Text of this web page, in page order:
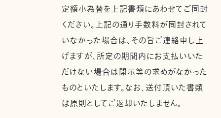
定額小為替を上記書類にあわせてご同封
ください。上記の通り手数料が同封されて
いなかった場合は、その旨ご連絡申し上
げますが、所定の期間内にお支払いいた
だけない場合は開示等の求めがなかった
ものといたします。なお、送付頂いた書類
は原則としてご返却いたしません。